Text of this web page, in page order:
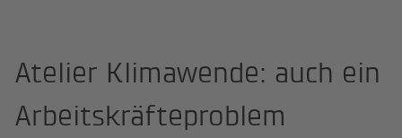
Atelier Klimawende: auch ein
Arbeitskräfteproblem